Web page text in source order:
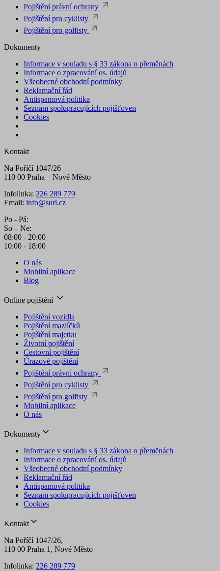
Pojištění právní ochrany
Pojištění pro cyklisty
Pojištění pro golfisty
Dokumenty
Informace v souladu s § 33 zákona o přeměnách
Informace o zpracování os. údajů
Všeobecné obchodní podmínky
Reklamační řád
Antispamová politika
Seznam spolupracujících pojišťoven
Cookies
Kontakt
Na Poříčí 1047/26
110 00 Praha – Nové Město
Infolinka: 226 289 779
Email: info@suri.cz
Po - Pá:
So – Ne:
08:00 - 20:00
10:00 - 18:00
O nás
Mobilní aplikace
Blog
Online pojištění
Pojištění vozidla
Pojištění mazlíčků
Pojištění majetku
Životní pojištění
Cestovní pojištění
Úrazové pojištění
Pojištění právní ochrany
Pojištění pro cyklisty
Pojištění pro golfisty
Mobilní aplikace
O nás
Dokumenty
Informace v souladu s § 33 zákona o přeměnách
Informace o zpracování os. údajů
Všeobecné obchodní podmínky
Reklamační řád
Antispamová politika
Seznam spolupracujících pojišťoven
Cookies
Kontakt
Na Poříčí 1047/26,
110 00 Praha 1, Nové Město
Infolinka: 226 289 779